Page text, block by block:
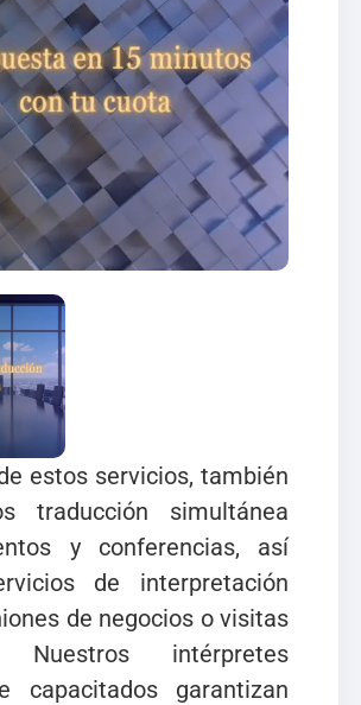
estos servicios, también
traducción simultánea
y conferencias, así
de interpretación
de negocios o visitas
Nuestros intérpretes
capacitados garantizan